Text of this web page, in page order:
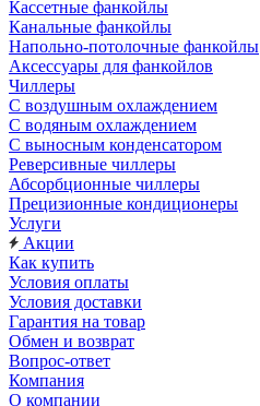
Кассетные фанкойлы
Канальные фанкойлы
Напольно-потолочные фанкойлы
Аксессуары для фанкойлов
Чиллеры
С воздушным охлаждением
С водяным охлаждением
С выносным конденсатором
Реверсивные чиллеры
Абсорбционные чиллеры
Прецизионные кондиционеры
Услуги
Акции
Как купить
Условия оплаты
Условия доставки
Гарантия на товар
Обмен и возврат
Вопрос-ответ
Компания
О компании